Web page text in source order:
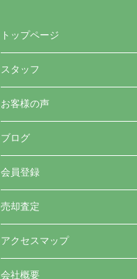
トップページ
スタッフ
お客様の声
ブログ
会員登録
売却査定
アクセスマップ
会社概要